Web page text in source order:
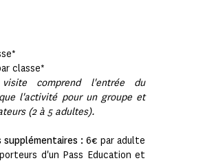
classe*
comprend l'entrée du
l'activité pour un groupe et
(2 à 5 adultes).
supplémentaires : 6€ par adulte
d'un Pass Education et